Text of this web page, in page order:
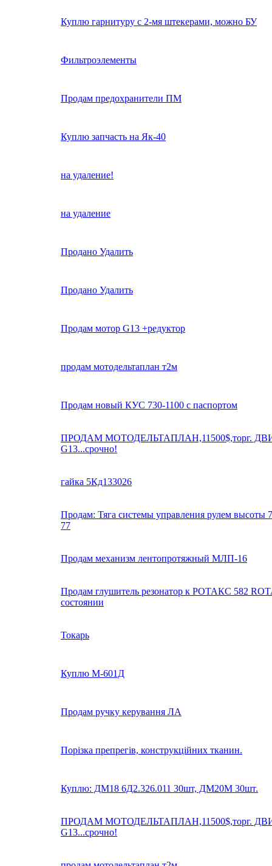
Куплю гарнитуру с 2-мя штекерами, можно БУ
Фильтроэлементы
Продам предохранители ПМ
Куплю запчасть на Як-40
на удаление!
на удаление
Продано Удалить
Продано Удалить
Продам мотор G13 +редуктор
продам мотодельтаплан т2м
Продам новый КУС 730-1100 с паспортом
ПРОДАМ МОТОДЕЛЬТАПЛАН,11500$,торг.
G13...срочно!
гайка 5Кд133026
Продам: Тяга системы управления рулем высоты
77
Продам механизм лентопротяжный МЛП-16
Продам глушитель резонатор к РОТАКС 582
состоянии
Токарь
Куплю М-601Д
Продам ручку керування ЛА
Порізка препрегів, конструкційних тканин.
Куплю: ДМ18 6Д2.326.011 30шт, ДМ20М 30шт.
ПРОДАМ МОТОДЕЛЬТАПЛАН,11500$,торг.
G13...срочно!